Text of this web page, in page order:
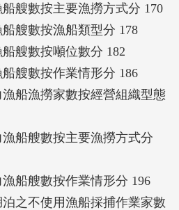
艘數按主要漁撈方式分 170
艘數按漁船類型分 178
艘數按噸位數分 182
艘數按作業情形分 186
船漁撈家數按經營組織型態
船艘數按主要漁撈方式分
船艘數按作業情形分 196
之不使用漁船採捕作業家數